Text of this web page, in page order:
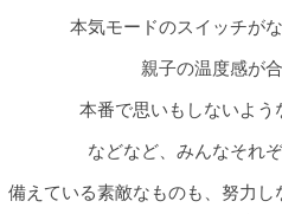
本気モードのスイッチが
親子の温度感が
本番で思いもしないよう
などなど、みんなそれ
備えている素敵なものも、努力